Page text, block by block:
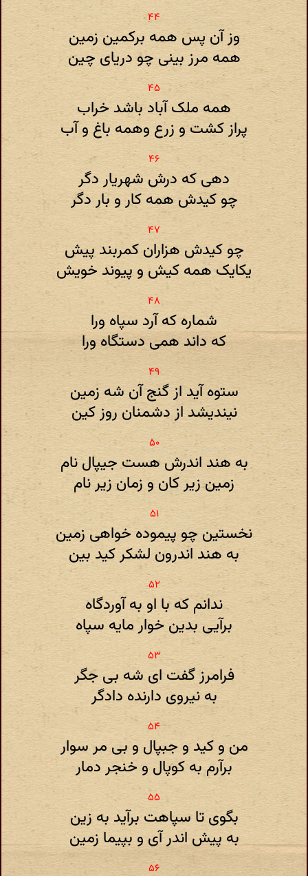
وز آن پس همه برکمین زمین
همه مرز بینی چو دریای چین
همه ملک آباد باشد خراب
پراز کشت و زرع وهمه باغ و آب
دهی که درش شهریار دگر
چو کیدش همه کار و بار دگر
چو کیدش هزاران کمربند پیش
یکایک همه کیش و پیوند خویش
شماره که آرد سپاه ورا
که داند همی دستگاه ورا
ستوه آید از گنج آن شه زمین
نیندیشد از دشمنان روز کین
به هند اندرش هست جیپال نام
زمین زیر کان و زمان زیر نام
نخستین چو پیموده خواهی زمین
به هند اندرون لشکر کید بین
ندانم که با او به آوردگاه
برآیی بدین خوار مایه سپاه
فرامرز گفت ای شه بی جگر
به نیروی دارنده دادگر
من و کید و جبپال و بی مر سوار
برآرم به کوپال و خنجر دمار
بگوی تا سپاهت برآید به زین
به پیش اندر آی و بپیما زمین